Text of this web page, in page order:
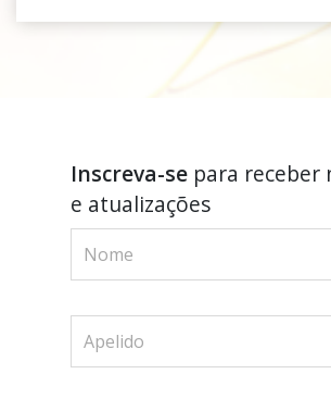
Inscreva-separa receber
e atualizações